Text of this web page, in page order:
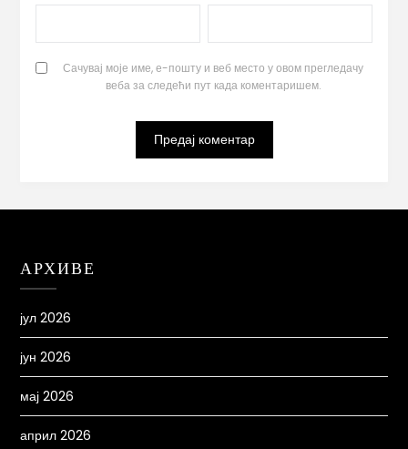
Сачувај моје име, е-пошту и веб место у овом прегледачу
веба за следећи пут када коментаришем.
АРХИВЕ
јул 2026
јун 2026
мај 2026
април 2026